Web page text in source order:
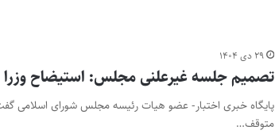
۲۹ دی ۱۴۰۴
تصمیم جلسه غیرعلنی مجلس: استیضاح
پایگاه خبری اختبار- عضو هیات رئیسه مجلس شورای اسلامی گفت
متوقف…